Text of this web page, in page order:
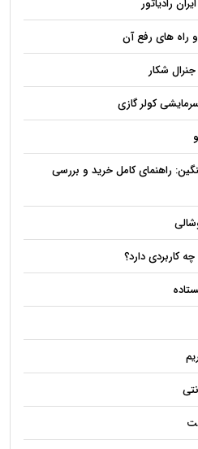
رادیاتور
راه های رفع آن
شکار
کولر گازی
راهنمای کامل خرید و بررسی